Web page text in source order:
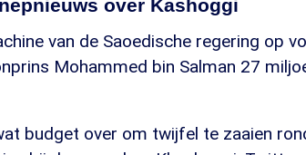
over Kashoggi
van de Saoedische regering op
Mohammed bin Salman 27
budget over om twijfel te zaaien